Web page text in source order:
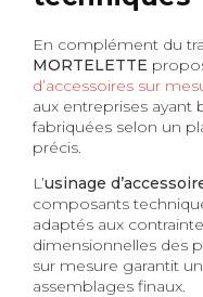
En complément du
MORTELETTE
d’accessoires sur
aux entreprises ayant
fabriquées selon un
précis.
L’usinage
composants
adaptés aux
dimensionnelles des
sur mesure garantit
assemblages finaux.